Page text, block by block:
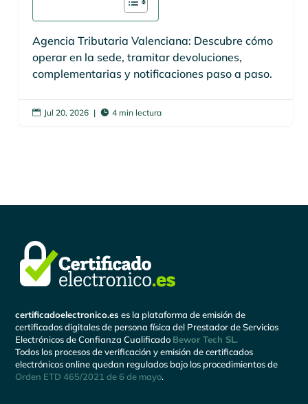
Agencia Tributaria Valenciana: Descubre cómo
operar en la sede, tramitar devoluciones,
complementarias y notificaciones paso a paso.
 Jul 20, 2026 |  4 min lectura
certificadoelectronico.es es la plataforma de emisión de
certificados digitales de persona física del Prestador de Servicios
Electrónicos de Confianza Cualificado Bewor Tech SL.
Todos los procesos de verificación y emisión de certificados
electrónicos online quedan regulados bajo los procedimientos de
Orden ETD 465/2021 de 6 de mayo.